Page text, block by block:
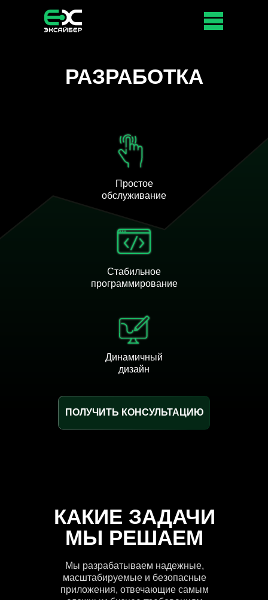
РАЗРАБОТКА
Простое
обслуживание
Стабильное
программирование
Динамичный
дизайн
ПОЛУЧИТЬ КОНСУЛЬТАЦИЮ
КАКИЕ ЗАДАЧИ
МЫ РЕШАЕМ
Мы разрабатываем надежные,
масштабируемые и безопасные
приложения, отвечающие самым